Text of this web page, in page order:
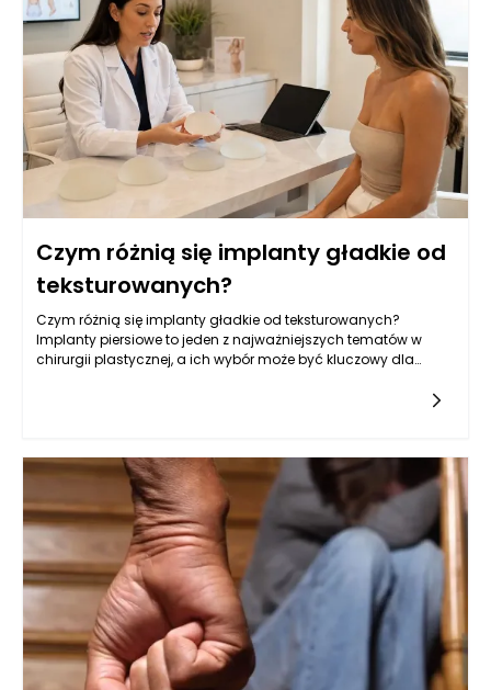
Czym różnią się implanty gładkie od
teksturowanych?
Czym różnią się implanty gładkie od teksturowanych?
Implanty piersiowe to jeden z najważniejszych tematów w
chirurgii plastycznej, a ich wybór może być kluczowy dla